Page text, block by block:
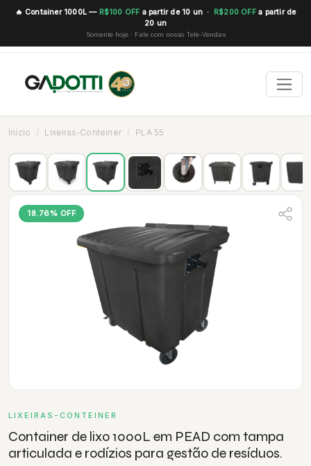
🔥 Container 1000L — R$100 OFF a partir de 10 un · R$200 OFFa partir de
20 un
Somente hoje · Fale com nosso Tele-Vendas
Início Lixeiras-Conteiner PLA 55
18.76% OFF
LIXEIRAS-CONTEINER
Container de lixo 1000L em PEAD com tampa
articulada e rodízios para gestão de resíduos.